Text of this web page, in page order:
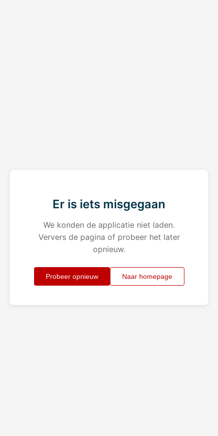
Er is iets misgegaan
We konden de applicatie niet laden.
Ververs de pagina of probeer het later
opnieuw.
Probeer opnieuw Naar homepage